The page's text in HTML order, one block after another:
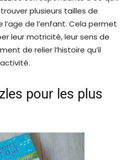
plusieurs tailles de
de l’enfant. Cela permet
leur motricité, leur sens de
de relier l’histoire qu’il
pour les plus